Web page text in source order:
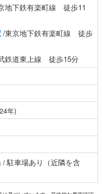
地下鉄有楽町線 徒歩11
/東京地下鉄有楽町線 徒歩
鉄道東上線 徒歩15分
年)
/ 駐車場あり（近隣を含